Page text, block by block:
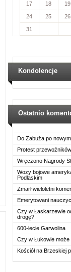
17 18 19
24 25 26
31
Kondolencje
Ostatnio
Do Zabuża po
Protest
Wręczono Nagrody
Wozy bojowe
Podlaskim
Zmarł wieloletni
Emerytowani
Czy w Łaskarzewie
drogę?
600-lecie Garwolina
Czy w Łukowie może
Kościół na Brzeskiej